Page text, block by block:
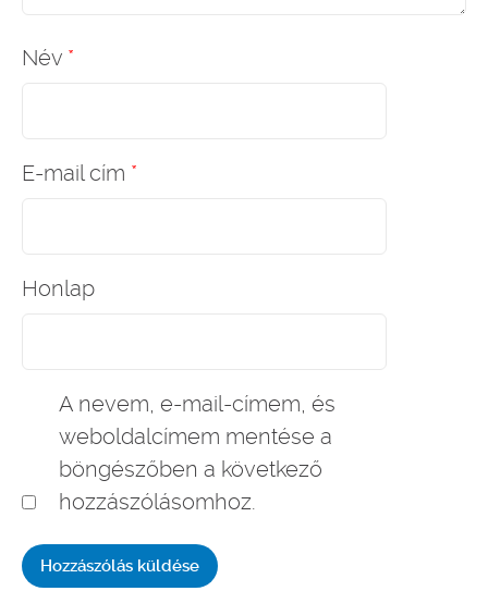
Név *
E-mail cím *
Honlap
A nevem, e-mail-címem, és
weboldalcímem mentése a
böngészőben a következő
hozzászólásomhoz.